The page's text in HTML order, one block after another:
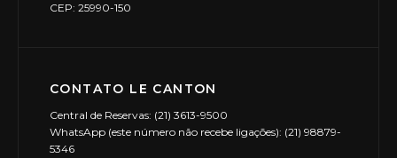
CEP: 25990-150
CONTATO LE CANTON
Central de Reservas: (21) 3613-9500
WhatsApp (este número não recebe ligações): (21) 98879-
5346